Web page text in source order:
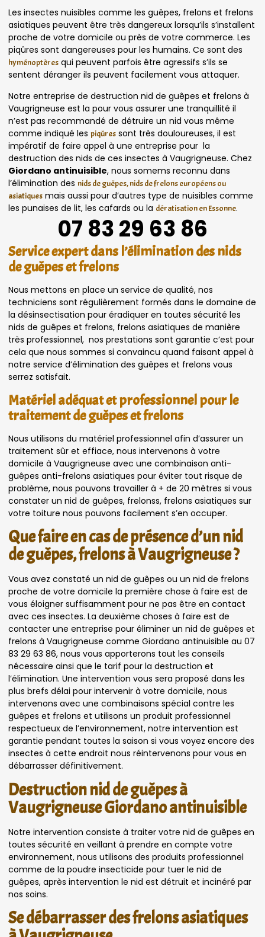
Les insectes nuisibles comme les guêpes, frelons et frelons
asiatiques peuvent être très dangereux lorsqu’ils s’installent
proche de votre domicile ou près de votre commerce. Les
piqûres sont dangereuses pour les humains. Ce sont des
hyménoptères qui peuvent parfois être agressifs s’ils se
sentent déranger ils peuvent facilement vous attaquer.
Notre entreprise de destruction nid de guêpes et frelons à
Vaugrigneuse est la pour vous assurer une tranquillité il
n’est pas recommandé de détruire un nid vous même
comme indiqué les piqûres sont très douloureuses, il est
impératif de faire appel à une entreprise pour la
destruction des nids de ces insectes à Vaugrigneuse. Chez
Giordano antinuisible, nous somems reconnu dans
l’élimination des nids de guêpes, nids de frelons européens ou
asiatiques mais aussi pour d’autres type de nuisibles comme
les punaises de lit, les cafards ou la dératisation en Essonne.
07 83 29 63 86
Service expert dans l’élimination des nids
de guêpes et frelons
Nous mettons en place un service de qualité, nos
techniciens sont régulièrement formés dans le domaine de
la désinsectisation pour éradiquer en toutes sécurité les
nids de guêpes et frelons, frelons asiatiques de manière
très professionnel, nos prestations sont garantie c’est pour
cela que nous sommes si convaincu quand faisant appel à
notre service d’élimination des guêpes et frelons vous
serrez satisfait.
Matériel adéquat et professionnel pour le
traitement de guêpes et frelons
Nous utilisons du matériel professionnel afin d’assurer un
traitement sûr et effiace, nous intervenons à votre
domicile à Vaugrigneuse avec une combinaison anti-
guêpes anti-frelons asiatiques pour éviter tout risque de
problème, nous pouvons travailler à + de 20 mètres si vous
constater un nid de guêpes, frelonss, frelons asiatiques sur
votre toiture nous pouvons facilement s’en occuper.
Que faire en cas de présence d’un nid
de guêpes, frelons à Vaugrigneuse ?
Vous avez constaté un nid de guêpes ou un nid de frelons
proche de votre domicile la première chose à faire est de
vous éloigner suffisamment pour ne pas être en contact
avec ces insectes. La deuxième choses à faire est de
contacter une entreprise pour éliminer un nid de guêpes et
frelons à Vaugrigneuse comme Giordano antinuisible au 07
83 29 63 86, nous vous apporterons tout les conseils
nécessaire ainsi que le tarif pour la destruction et
l’élimination. Une intervention vous sera proposé dans les
plus brefs délai pour intervenir à votre domicile, nous
intervenons avec une combinaisons spécial contre les
guêpes et frelons et utilisons un produit professionnel
respectueux de l’environnement, notre intervention est
garantie pendant toutes la saison si vous voyez encore des
insectes à cette endroit nous réintervenons pour vous en
débarrasser définitivement.
Destruction nid de guêpes à
Vaugrigneuse Giordano antinuisible
Notre intervention consiste à traiter votre nid de guêpes en
toutes sécurité en veillant à prendre en compte votre
environnement, nous utilisons des produits professionnel
comme de la poudre insecticide pour tuer le nid de
guêpes, après intervention le nid est détruit et incinéré par
nos soins.
Se débarrasser des frelons asiatiques